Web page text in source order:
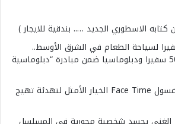
الاسطوري الجديد ….. بندقية للايجار )
لسياحة الطعام في الشرق الأوسط..
ويستضيف أكثر من 50 سفيرا ودبلوماسيا ضمن مبادرة “دبلوماسية
قوة الشاي الأخضر.. غسول Face Time الخيار الأمثل لتهدئة تهيج